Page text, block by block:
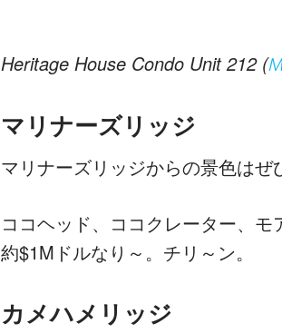
Heritage House Condo Unit 212 (
マリナーズリッジ
マリナーズリッジからの景色はぜ
ココヘッド、ココクレーター、
約$1Mドルなり～。チリ～ン。
カメハメリッジ